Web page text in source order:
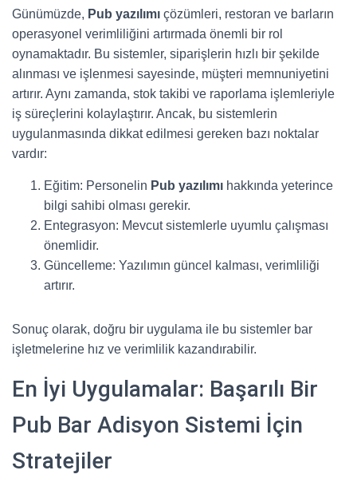
Günümüzde, Pub yazılımı çözümleri, restoran ve barların
operasyonel verimliliğini artırmada önemli bir rol
oynamaktadır. Bu sistemler, siparişlerin hızlı bir şekilde
alınması ve işlenmesi sayesinde, müşteri memnuniyetini
artırır. Aynı zamanda, stok takibi ve raporlama işlemleriyle
iş süreçlerini kolaylaştırır. Ancak, bu sistemlerin
uygulanmasında dikkat edilmesi gereken bazı noktalar
vardır:
Eğitim: Personelin Pub yazılımı hakkında yeterince
bilgi sahibi olması gerekir.
Entegrasyon: Mevcut sistemlerle uyumlu çalışması
önemlidir.
Güncelleme: Yazılımın güncel kalması, verimliliği
artırır.
Sonuç olarak, doğru bir uygulama ile bu sistemler bar
işletmelerine hız ve verimlilik kazandırabilir.
En İyi Uygulamalar: Başarılı Bir
Pub Bar Adisyon Sistemi İçin
Stratejiler